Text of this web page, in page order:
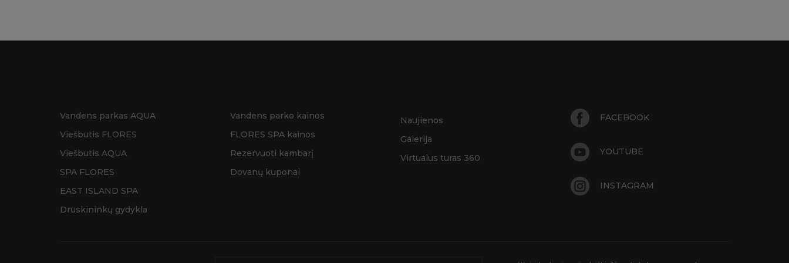
Vandens parkas AQUA
Viešbutis FLORES
Viešbutis AQUA
SPA FLORES
EAST ISLAND SPA
Druskininkų gydykla
Vandens parko kainos
FLORES SPA kainos
Rezervuoti kambarį
Dovanų kuponai
Naujienos
Galerija
Virtualus turas 360
FACEBOOK
YOUTUBE
INSTAGRAM